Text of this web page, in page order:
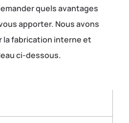
quels avantages
apporter. Nous avons
la fabrication interne et
ci-dessous.